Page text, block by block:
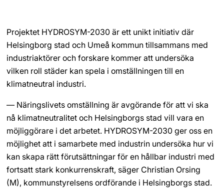
Projektet HYDROSYM-2030 är ett unikt initiativ där
Helsingborg stad och Umeå kommun tillsammans med
industriaktörer och forskare kommer att undersöka
vilken roll städer kan spela i omställningen till en
klimatneutral industri.
— Näringslivets omställning är avgörande för att vi ska
nå klimatneutralitet och Helsingborgs stad vill vara en
möjliggörare i det arbetet. HYDROSYM-2030 ger oss en
möjlighet att i samarbete med industrin undersöka hur vi
kan skapa rätt förutsättningar för en hållbar industri med
fortsatt stark konkurrenskraft, säger Christian Orsing
(M), kommunstyrelsens ordförande i Helsingborgs stad.